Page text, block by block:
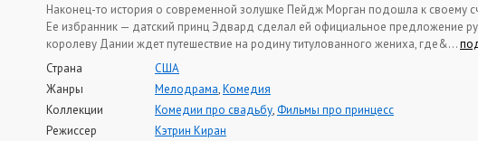
Наконец-то история о современной золушке Пейдж Морган подошла к своему
Ее избранник — датский принц Эдвард сделал ей официальное предложение
королеву Дании ждет путешествие на родину титулованного жениха, где&…
Страна
США
Жанры
Мелодрама,Комедия
Коллекции
Комедии про свадьбу,Фильмы про принцесс
Режиссер
Кэтрин Киран